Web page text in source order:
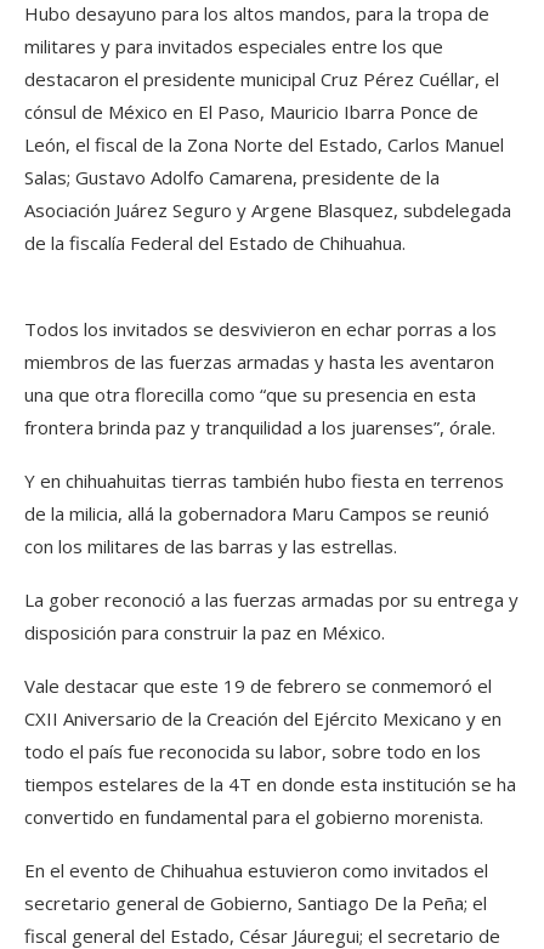
Hubo desayuno para los altos mandos, para la tropa de
militares y para invitados especiales entre los que
destacaron el presidente municipal Cruz Pérez Cuéllar, el
cónsul de México en El Paso, Mauricio Ibarra Ponce de
León, el fiscal de la Zona Norte del Estado, Carlos Manuel
Salas; Gustavo Adolfo Camarena, presidente de la
Asociación Juárez Seguro y Argene Blasquez, subdelegada
de la fiscalía Federal del Estado de Chihuahua.
Todos los invitados se desvivieron en echar porras a los
miembros de las fuerzas armadas y hasta les aventaron
una que otra florecilla como “que su presencia en esta
frontera brinda paz y tranquilidad a los juarenses”, órale.
Y en chihuahuitas tierras también hubo fiesta en terrenos
de la milicia, allá la gobernadora Maru Campos se reunió
con los militares de las barras y las estrellas.
La gober reconoció a las fuerzas armadas por su entrega y
disposición para construir la paz en México.
Vale destacar que este 19 de febrero se conmemoró el
CXII Aniversario de la Creación del Ejército Mexicano y en
todo el país fue reconocida su labor, sobre todo en los
tiempos estelares de la 4T en donde esta institución se ha
convertido en fundamental para el gobierno morenista.
En el evento de Chihuahua estuvieron como invitados el
secretario general de Gobierno, Santiago De la Peña; el
fiscal general del Estado, César Jáuregui; el secretario de